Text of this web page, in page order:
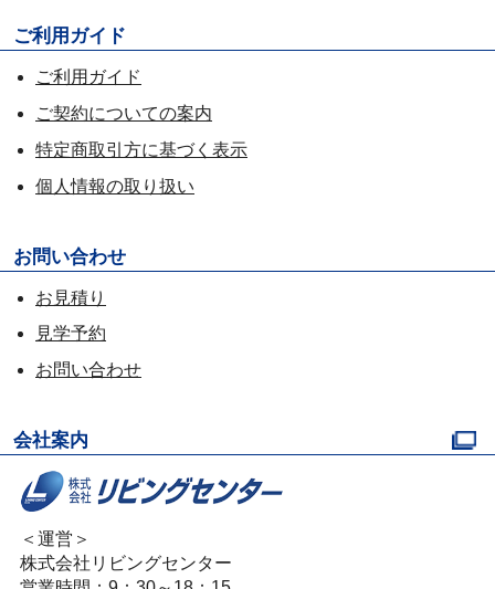
ご利用ガイド
ご利用ガイド
ご契約についての案内
特定商取引方に基づく表示
個人情報の取り扱い
お問い合わせ
お見積り
見学予約
お問い合わせ
会社案内
＜運営＞
株式会社リビングセンター